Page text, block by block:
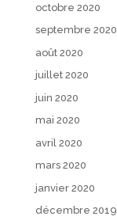
octobre 2020
septembre 2020
août 2020
juillet 2020
juin 2020
mai 2020
avril 2020
mars 2020
janvier 2020
décembre 2019